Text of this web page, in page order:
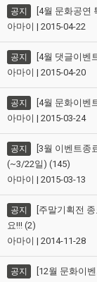
공지
[4월 문화공연
아마이 | 2015-04-22
공지
[4월 댓글이벤
아마이 | 2015-04-20
공지
[4월 문화이벤
아마이 | 2015-03-24
공지
[3월 이벤트종
(~3/22일) (145)
아마이 | 2015-03-13
공지
[주말기획전
요!!! (2)
아마이 | 2014-11-28
공지
[12월 문화이